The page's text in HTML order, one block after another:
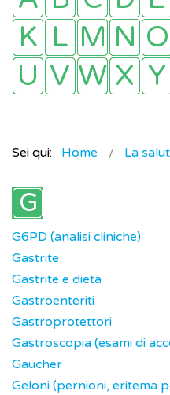
Sei qui: Home La
G6PD (analisi cliniche)
Gastrite
Gastrite e dieta
Gastroenteriti
Gastroprotettori
Gastroscopia (esami di
Gaucher
Geloni (pernioni, eritema